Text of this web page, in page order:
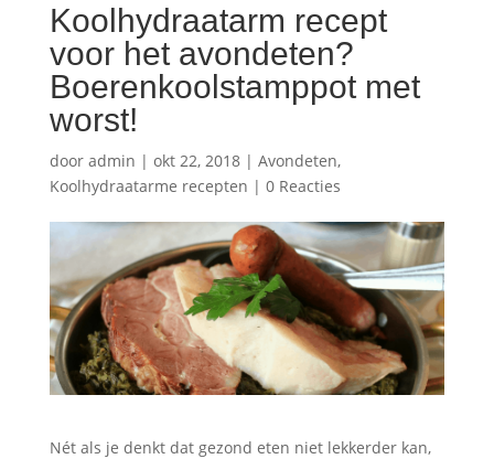
Koolhydraatarm recept
voor het avondeten?
Boerenkoolstamppot met
worst!
door admin | okt 22, 2018| Avondeten,
Koolhydraatarme recepten | 0 Reacties
Nét als je denkt dat gezond eten niet lekkerder kan,